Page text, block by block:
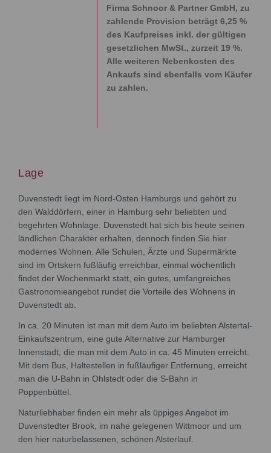
Firma Schnoor & Partner GmbH, zu
zahlende Provision beträgt 6,25 %
des Kaufpreises inkl. der gültigen
gesetzlichen MwSt., zurzeit 19 %.
Alle weiteren Nebenkosten des
Ankaufs sind ebenfalls vom Käufer
zu zahlen.
Lage
Duvenstedt liegt im Nord-Osten Hamburgs und gehört zu
den Walddörfern, einer in Hamburg sehr beliebten und
begehrten Wohnlage. Duvenstedt hat sich bis heute seinen
ländlichen Charakter erhalten, dennoch finden Sie hier
modernes Wohnen. Alle Schulen, Ärzte und Supermärkte
sind im Ortskern fußläufig erreichbar, einmal wöchentlich
findet der Wochenmarkt statt, ein gutes, umfangreiches
Gastronomieangebot rundet die Vorteile des Wohnens in
Duvenstedt ab.
In ca. 20 Minuten ist man mit dem Auto im beliebten Alstertal-
Einkaufszentrum, eine gute Alternative zur Hamburger
Innenstadt, die man mit dem Auto in ca. 45 Minuten erreicht.
Mit dem Bus, Haltestellen in fußläufiger Entfernung, erreicht
man die U-Bahn in Ohlstedt oder die S-Bahn in
Poppenbüttel.
Naturliebhaber finden ein mehr als üppiges Angebot im
Duvenstedter Brook, im nahe gelegenen Wittmoor und um
den hier naturbelassenen, schönen Alsterlauf.